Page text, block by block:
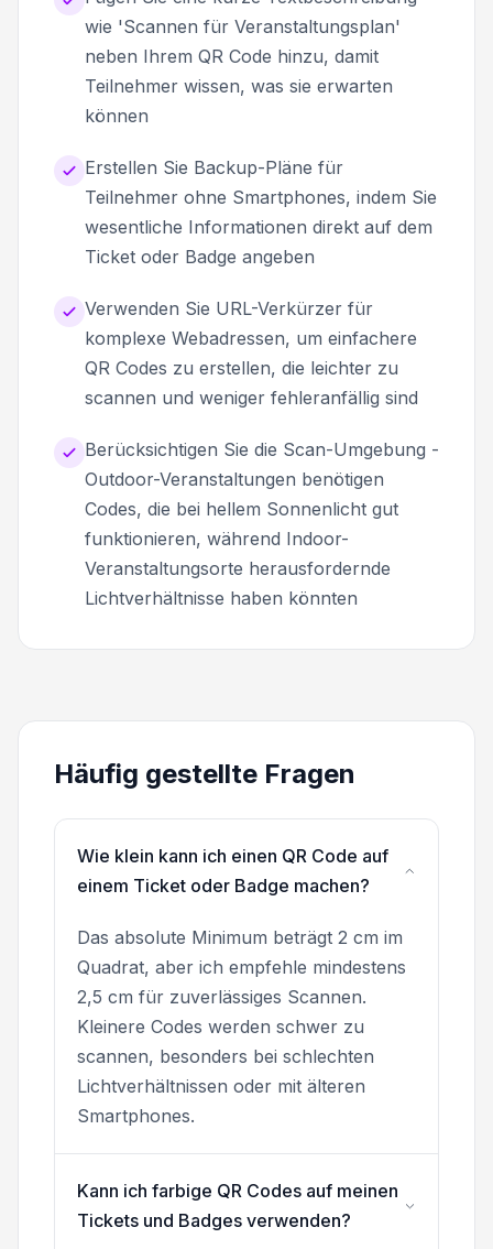
wie 'Scannen für Veranstaltungsplan'
neben Ihrem QR Code hinzu, damit
Teilnehmer wissen, was sie erwarten
können
Erstellen Sie Backup-Pläne für
Teilnehmer ohne Smartphones, indem Sie
wesentliche Informationen direkt auf dem
Ticket oder Badge angeben
Verwenden Sie URL-Verkürzer für
komplexe Webadressen, um einfachere
QR Codes zu erstellen, die leichter zu
scannen und weniger fehleranfällig sind
Berücksichtigen Sie die Scan-Umgebung -
Outdoor-Veranstaltungen benötigen
Codes, die bei hellem Sonnenlicht gut
funktionieren, während Indoor-
Veranstaltungsorte herausfordernde
Lichtverhältnisse haben könnten
Häufig gestellte Fragen
Wie klein kann ich einen QR Code auf
einem Ticket oder Badge machen?
Das absolute Minimum beträgt 2 cm im
Quadrat, aber ich empfehle mindestens
2,5 cm für zuverlässiges Scannen.
Kleinere Codes werden schwer zu
scannen, besonders bei schlechten
Lichtverhältnissen oder mit älteren
Smartphones.
Kann ich farbige QR Codes auf meinen
Tickets und Badges verwenden?